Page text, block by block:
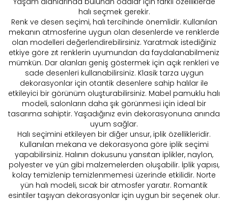
halı seçmek gerekir.
Renk ve desen seçimi, halı tercihinde önemlidir. Kullanılan
mekanın atmosferine uygun olan desenlerde ve renklerde
olan modelleri değerlendirebilirsiniz. Yaratmak istediğiniz
etkiye göre zıt renklerin uyumundan da faydalanabilmeniz
mümkün. Dar alanları geniş göstermek için açık renkleri ve
sade desenleri kullanabilirsiniz. Klasik tarza uygun
dekorasyonlar için otantik desenlere sahip halılar ile
etkileyici bir görünüm oluşturabilirsiniz. Mabel pamuklu halı
modeli, salonların daha şık görünmesi için ideal bir
tasarıma sahiptir. Yaşadığınız evin dekorasyonuna anında
uyum sağlar.
Halı seçimini etkileyen bir diğer unsur, iplik özellikleridir.
Kullanılan mekana ve dekorasyona göre iplik seçimi
yapabilirsiniz. Halının dokusunu yansıtan iplikler, naylon,
polyester ve yün gibi malzemelerden oluşabilir. İplik yapısı,
kolay temizlenip temizlenmemesi üzerinde etkilidir. Norte
yün halı modeli, sıcak bir atmosfer yaratır. Romantik
esintiler taşıyan dekorasyonlar için uygun bir seçenek olur.